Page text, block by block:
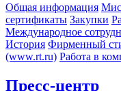
Общая информация
сертификаты Закупки
Международное
История Фирменный
(www.rt.ru) Работа в
Пресс-центр